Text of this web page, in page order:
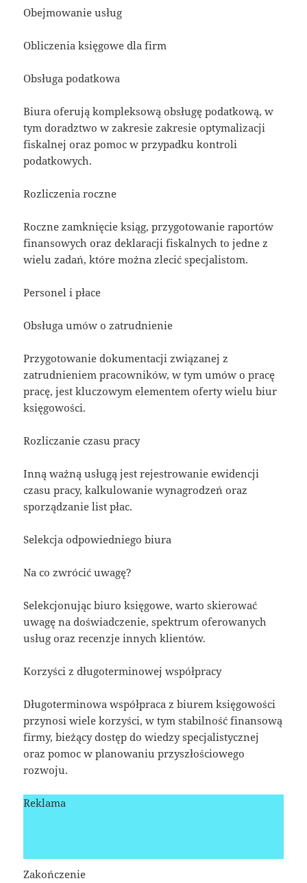
Obejmowanie usług
Obliczenia księgowe dla firm
Obsługa podatkowa
Biura oferują kompleksową obsługę podatkową, w
tym doradztwo w zakresie zakresie optymalizacji
fiskalnej oraz pomoc w przypadku kontroli
podatkowych.
Rozliczenia roczne
Roczne zamknięcie ksiąg, przygotowanie raportów
finansowych oraz deklaracji fiskalnych to jedne z
wielu zadań, które można zlecić specjalistom.
Personel i płace
Obsługa umów o zatrudnienie
Przygotowanie dokumentacji związanej z
zatrudnieniem pracowników, w tym umów o pracę
pracę, jest kluczowym elementem oferty wielu biur
księgowości.
Rozliczanie czasu pracy
Inną ważną usługą jest rejestrowanie ewidencji
czasu pracy, kalkulowanie wynagrodzeń oraz
sporządzanie list płac.
Selekcja odpowiedniego biura
Na co zwrócić uwagę?
Selekcjonując biuro księgowe, warto skierować
uwagę na doświadczenie, spektrum oferowanych
usług oraz recenzje innych klientów.
Korzyści z długoterminowej współpracy
Długoterminowa współpraca z biurem księgowości
przynosi wiele korzyści, w tym stabilność finansową
firmy, bieżący dostęp do wiedzy specjalistycznej
oraz pomoc w planowaniu przyszłościowego
rozwoju.
Reklama
Zakończenie